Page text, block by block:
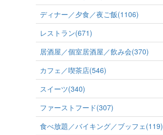
ディナー／夕食／夜ご飯(1106)
レストラン(671)
居酒屋／個室居酒屋／飲み会(370)
カフェ／喫茶店(546)
スイーツ(340)
ファーストフード(307)
食べ放題／バイキング／ブッフェ(119)